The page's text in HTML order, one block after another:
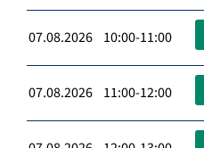
07.08.2026 10:00-11:00
07.08.2026 11:00-12:00